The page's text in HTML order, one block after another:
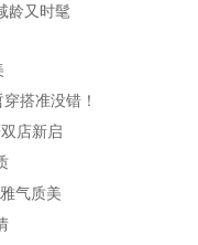
龄又时髦
搭准没错！
店新启
气质美